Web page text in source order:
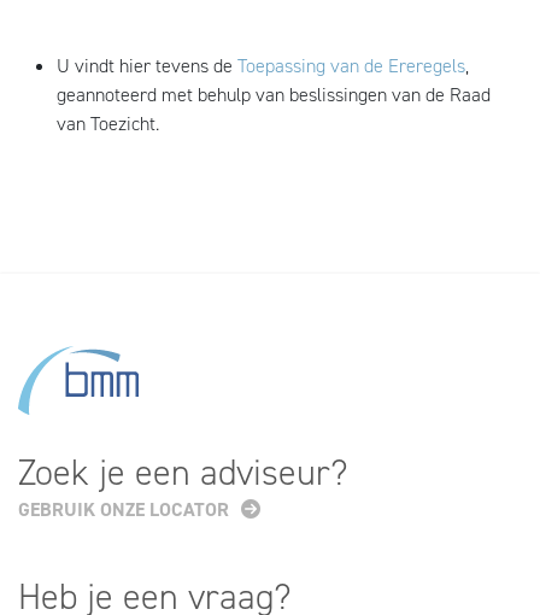
U vindt hier tevens de Toepassing van de Ereregels,
geannoteerd met behulp van beslissingen van de Raad
van Toezicht.
Zoek je een adviseur?
GEBRUIK ONZE LOCATOR
Heb je een vraag?